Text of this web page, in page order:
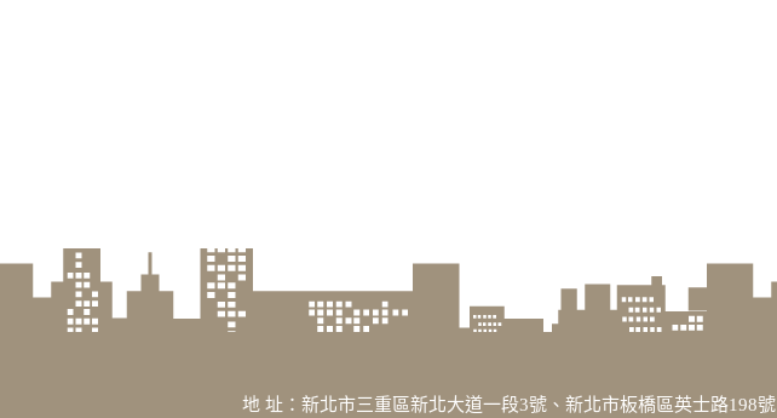
地 址：新北市三重區新北大道一段3號、新北市板橋區英士路198號